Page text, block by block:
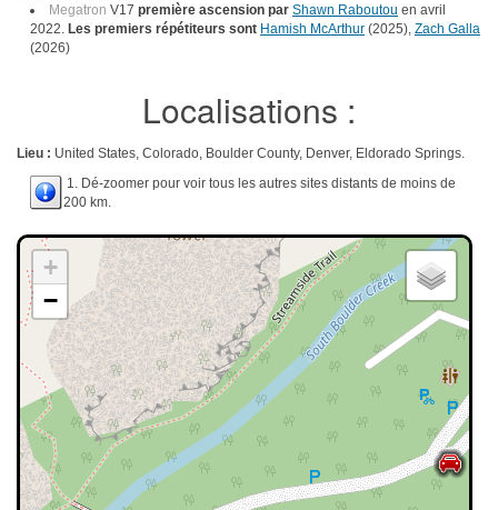
Megatron V17 première ascension par Shawn Raboutou en avril
2022. Les premiers répétiteurs sont Hamish McArthur (2025), Zach Galla
(2026)
Localisations :
Lieu : United States, Colorado, Boulder County, Denver, Eldorado Springs.
1. Dé-zoomer pour voir tous les autres sites distants de moins de
200 km.
+
−